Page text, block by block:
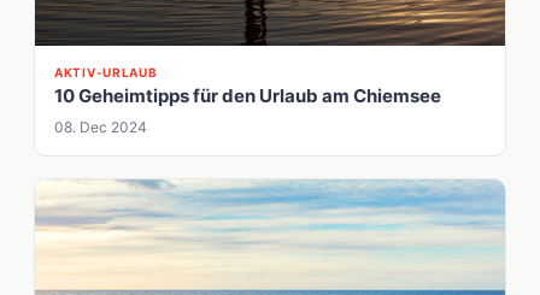
AKTIV-URLAUB
10 Geheimtipps für den Urlaub am Chiemsee
08. Dec 2024